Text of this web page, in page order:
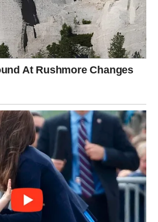
za čišćenje sinusa je korištenje
2 dl tople vode s 1 žličicom morske
ili kompresije očistite sinuse.
nakupljene sluzi i smanjuje
i olakšavajući disanje.